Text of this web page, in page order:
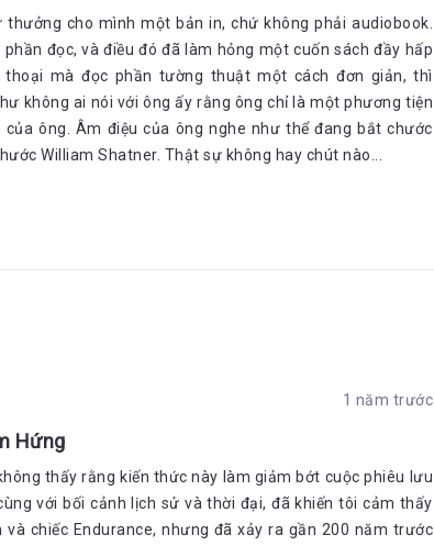
cho mình một bản in, chứ không phải audiobook.
đọc, và điều đó đã làm hỏng một cuốn sách đầy hấp
mà đọc phần tường thuật một cách đơn giản, thì
không ai nói với ông ấy rằng ông chỉ là một phương tiện
ông. Âm điệu của ông nghe như thể đang bắt chước
William Shatner. Thật sự không hay chút nào...
1 năm trước
Hứng
thấy rằng kiến thức này làm giảm bớt cuộc phiêu lưu
với bối cảnh lịch sử và thời đại, đã khiến tôi cảm thấy
chiếc Endurance, nhưng đã xảy ra gần 200 năm trước